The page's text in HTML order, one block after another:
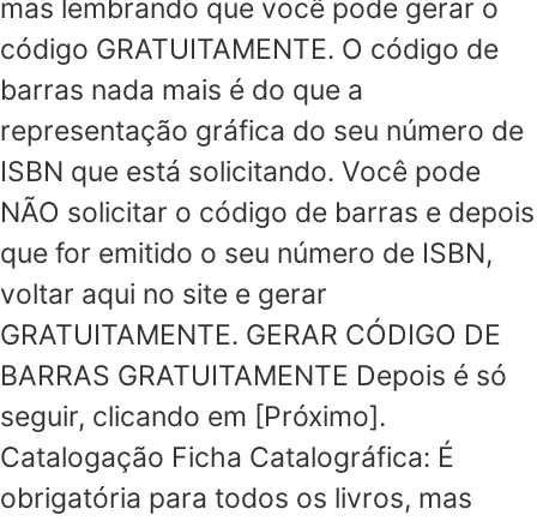
mas lembrando que você pode gerar o
código GRATUITAMENTE. O código de
barras nada mais é do que a
representação gráfica do seu número de
ISBN que está solicitando. Você pode
NÃO solicitar o código de barras e depois
que for emitido o seu número de ISBN,
voltar aqui no site e gerar
GRATUITAMENTE. GERAR CÓDIGO DE
BARRAS GRATUITAMENTE Depois é só
seguir, clicando em [Próximo].
Catalogação Ficha Catalográfica: É
obrigatória para todos os livros, mas